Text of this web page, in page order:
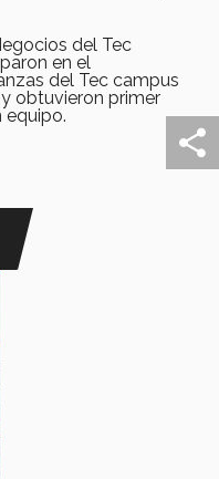
del Tec
en el
del Tec campus
obtuvieron primer
equipo.